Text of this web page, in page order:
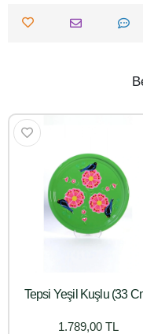
Tepsi Yeşil Kuşlu (33
1.789,00 TL